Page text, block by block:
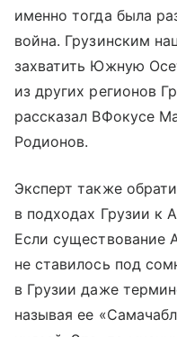
именно тогда была
война. Грузинским
захватить Южную
из других регионов
рассказал ВФокусе
Родионов.
Эксперт также
в подходах Грузии к
Если существование
не ставилось под
в Грузии даже
называя ее